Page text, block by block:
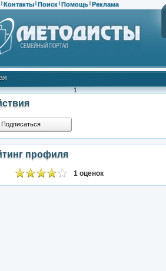
| Контакты | Поиск | Помощь | Реклама
1
Подписаться
профиля
1 оценок